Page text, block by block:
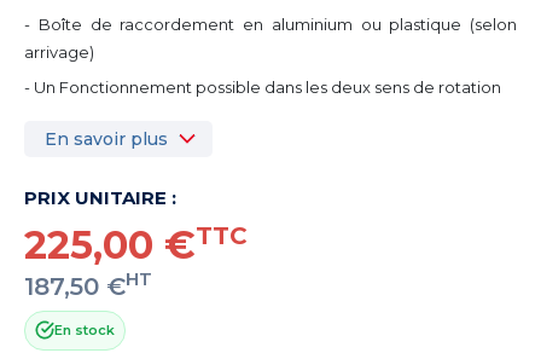
- Boîte de raccordement en aluminium ou plastique (selon
arrivage)
- Un Fonctionnement possible dans les deux sens de rotation
En savoir plus
PRIX UNITAIRE :
225,00 €TTC
187,50 €HT
En stock